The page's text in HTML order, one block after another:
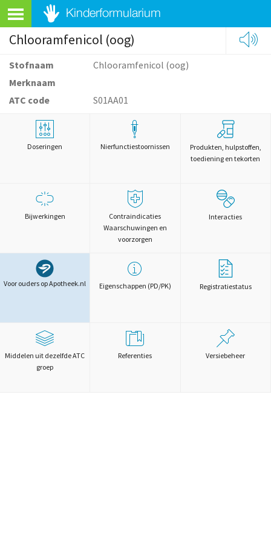
Chlooramfenicol (oog)
Stofnaam
Chlooramfenicol (oog)
Merknaam
ATC code
S01AA01
Doseringen Nierfunctiestoornissen
Produkten, hulpstoffen,
toediening en tekorten
Bijwerkingen
Contraindicaties
Waarschuwingen en
voorzorgen
Interacties
Voor ouders op Apotheek.nl Eigenschappen (PD/PK) Registratiestatus
Middelen uit dezelfde ATC
groep
Referenties Versiebeheer